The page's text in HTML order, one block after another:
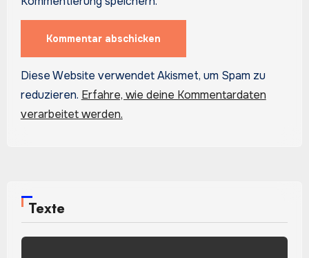
Diese Website verwendet Akismet, um Spam zu
reduzieren. Erfahre, wie deine Kommentardaten
verarbeitet werden.
Texte